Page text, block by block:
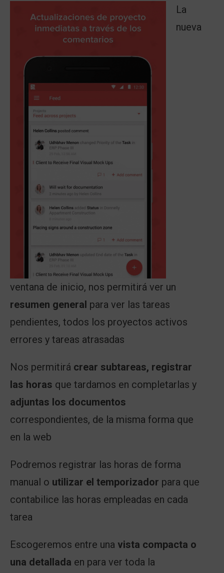
La
nueva
ventana de inicio, nos permitirá ver un
resumen general para ver las tareas
pendientes, todos los proyectos activos
errores y tareas atrasadas
Nos permitirá crear subtareas, registrar
las horas que tardamos en completarlas y
adjuntas los documentos
correspondientes, de la misma forma que
en la web
Podremos registrar las horas de forma
manual o utilizar el temporizador para que
contabilice las horas empleadas en cada
tarea
Escogeremos entre una vista compacta o
una detallada en para ver toda la